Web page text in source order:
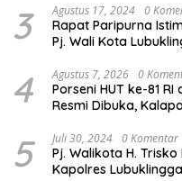
Konawe (HADIR) di
3 Agustus 17, 2024 0
Rapat Paripurna
Pj. Wali Kota
Mendengarkan
Presiden RI Dalam
4 Agustus 7, 2026 0
Porseni HUT ke-81
Resmi Dibuka,
Warga Binaan.
5 Juli 30, 2024 0 Komentar
Pj. Walikota H.
Kapolres